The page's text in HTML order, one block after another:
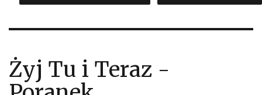
Żyj Tu i Teraz -